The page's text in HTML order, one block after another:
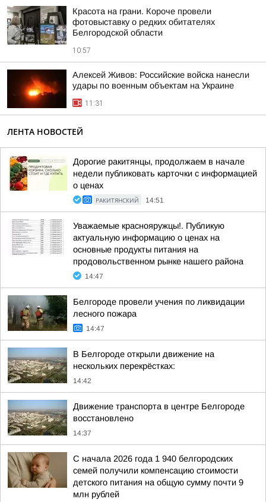
Красота на грани. Короче провели
фотовыставку о редких обитателях
Белгородской области
10:57
Алексей Живов: Российские войска нанесли
удары по военным объектам на Украине
11:31
ЛЕНТА НОВОСТЕЙ
Дорогие ракитянцы, продолжаем в начале
недели публиковать карточки с информацией
о ценах
РАКИТЯНСКИЙ 14:51
Уважаемые краснояружцы!. Публикую
актуальную информацию о ценах на
основные продукты питания на
продовольственном рынке нашего района
14:47
Белгороде провели учения по ликвидации
лесного пожара
14:47
В Белгороде открыли движение на
нескольких перекрёстках:
14:42
Движение транспорта в центре Белгороде
восстановлено
14:37
С начала 2026 года 1 940 белгородских
семей получили компенсацию стоимости
детского питания на общую сумму почти 9
млн рублей